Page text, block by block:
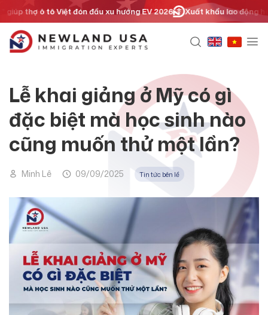
đến
dung
thợ ô tô Việt đón đầu xu hướng EV 2026 Xuất khẩu lao động hay
Lễ khai giảng ở Mỹ có gì
đặc biệt mà học sinh nào
cũng muốn thử một lần?
Minh Lê 09/09/2025 Tin tức bên lề